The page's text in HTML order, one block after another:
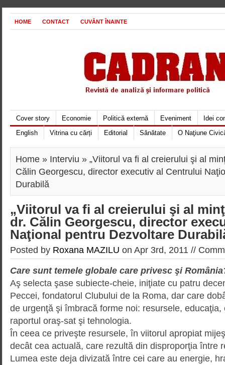
HOME CONTACT CUVÂNT ÎNAINTE
Cover story Economie Politică externă Eveniment
Idei
English
Vitrina cu cărți Editorial Sănătate O Naţiune
Home » Interviu » „Viitorul va fi al creierului şi al
Călin Georgescu, director executiv al Centrului
Durabilă
„Viitorul va fi al creierului şi al
dr. Călin Georgescu, director
Naţional pentru Dezvoltare
Posted by Roxana MAZILU on Apr 3rd, 2011 //
Care sunt temele globale care privesc şi
Aş selecta şase subiecte-cheie, iniţiate cu patru
Peccei, fondatorul Clubului de la Roma, dar care
de urgenţă şi îmbracă forme noi: resursele,
raportul oraş-sat şi teh­nologia.
În ceea ce priveşte resursele, în viitorul apropiat
decât cea actuală, care rezultă din disproporţia între
Lumea este deja divizată între cei care au energie,